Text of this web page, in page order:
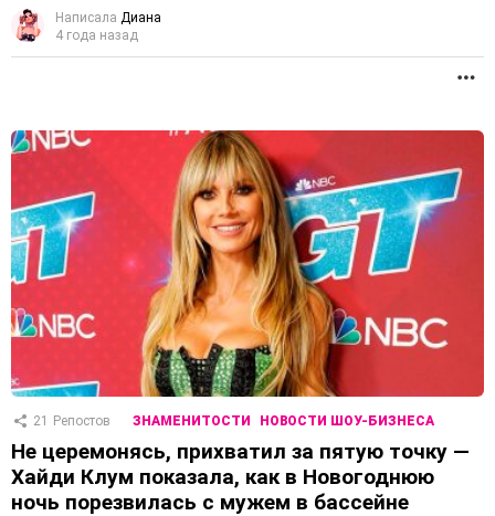
Написала Диана
4 года назад
21 Репостов ЗНАМЕНИТОСТИ НОВОСТИ ШОУ-БИЗНЕСА
Не церемонясь, прихватил за пятую точку —
Хайди Клум показала, как в Новогоднюю
ночь порезвилась с мужем в бассейне